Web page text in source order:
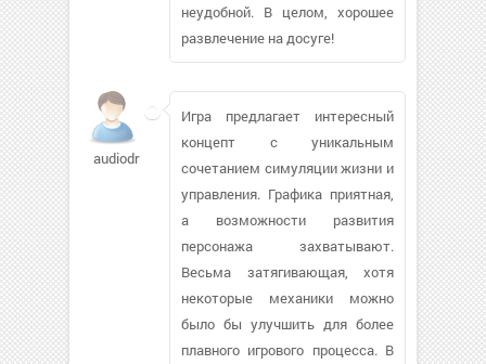
неудобной. В целом, хорошее
развлечение на досуге!
audiodrugs778
Игра предлагает интересный
концепт с уникальным
сочетанием симуляции жизни и
управления. Графика приятная,
а возможности развития
персонажа захватывают.
Весьма затягивающая, хотя
некоторые механики можно
было бы улучшить для более
плавного игрового процесса. В